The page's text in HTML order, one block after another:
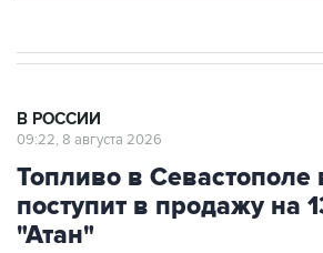
В РОССИИ
09:22, 8 августа 2026
Топливо в Севастополе
поступит в продажу на
"Атан"